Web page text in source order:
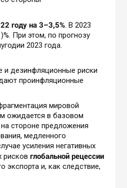
году на3–3,5%. В 2023
При этом, по прогнозу
2023 года.
и дезинфляционные риски
проинфляционные
мировой
ожидается в базовом
стороне предложения
медленного
усиления негативных
рисков глобальной рецессии
экспорта и, как следствие,